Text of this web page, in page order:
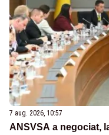
7 aug. 2026, 10:57
ANSVSA a negociat,